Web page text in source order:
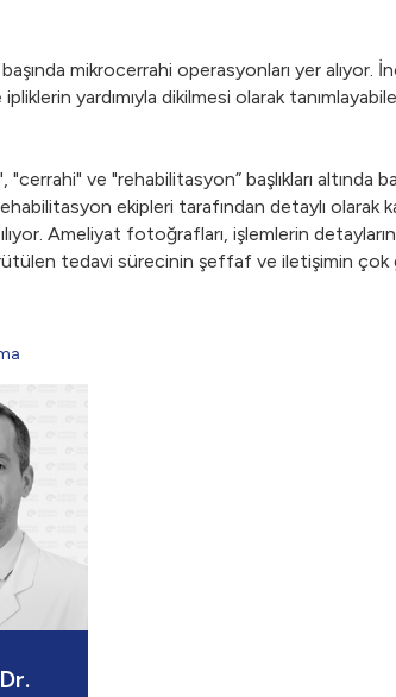
mikrocerrahi operasyonları yer
yardımıyla dikilmesi olarak
ve "rehabilitasyon” başlıkları
ekipleri tarafından detaylı olarak
Ameliyat fotoğrafları, işlemlerin detaylarının
tedavi sürecinin şeffaf ve iletişimin çok